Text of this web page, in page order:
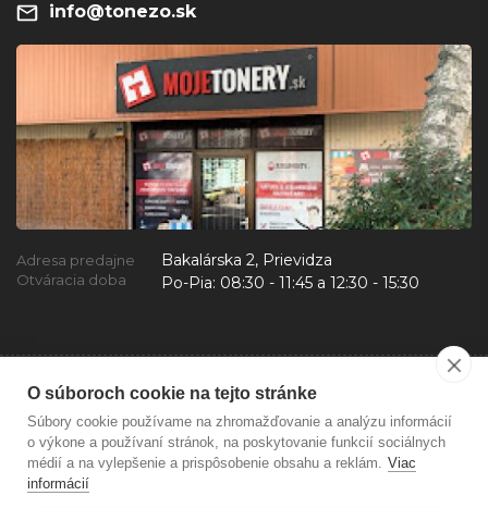
O súboroch cookie na tejto stránke
Súbory cookie používame na zhromažďovanie a analýzu informácií
o výkone a používaní stránok, na poskytovanie funkcií sociálnych
médií a na vylepšenie a prispôsobenie obsahu a reklám. Viac
informácií
info@tonezo.sk
Adresa predajne Bakalárska 2, Prievidza
Otváracia doba Po-Pia: 08:30 - 11:45 a 12:30 - 15:30